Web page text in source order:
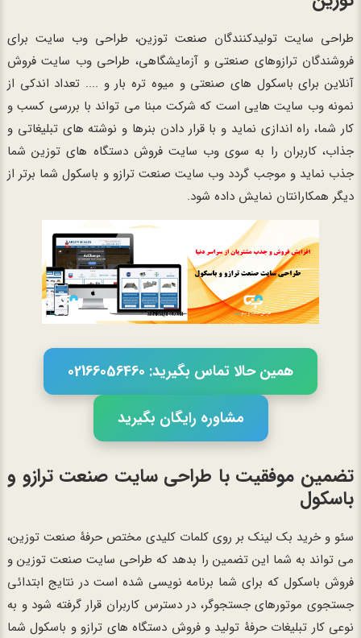
طراحی سایت تولیدکنندگان صنعت توزین، طراحی وب سایت برای
فروشندگان ترازوهای صنعتی و آزمایشگاهی، طراحی وب سایت فروش
آنلاین برای باسکول های صنعتی و میوه تره بار و .... تعداد اندکی از
نمونه وب سایت هایی است که شرکت مبنا می تواند با بررسی کسب و
کار شما، راه اندازی نماید و با قرار دادن بنرها و نوشته های تبلیغاتی و
جذاب، کاربران را به سوی وب سایت فروش دستگاه های توزین شما
جذب نماید و موجب گردد وب سایت صنعت ترازو و باسکول شما برتر از
دیگر همکارانتان نمایش داده شود.
همین حالا تماس بگیرید: 02166056460
مشاوره رایگان بگیرید
تضمین موفقیت با طراحی سایت صنعت ترازو و
باسکول
سئو و خرید بک لینک بر روی کلمات کلیدی مختص حرفۀ صنعت توزین،
می تواند به شما این تضمین را بدهد که طراحی سایت صنعت توزین و
فروش باسکول که برای شما برنامه نویسی شده است در نتایج ابتدائی
جستجوی موتورهای جستجوگر، در دسترس کاربران قرار گرفته شود و به
نوعی کار تبلیغات حرفۀ تولید و فروش دستگاه های ترازو و باسکول شما